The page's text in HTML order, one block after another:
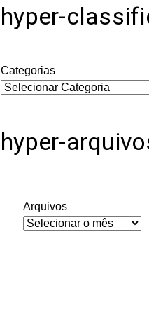
hyper-
Categorias
hyper-
Arquivos